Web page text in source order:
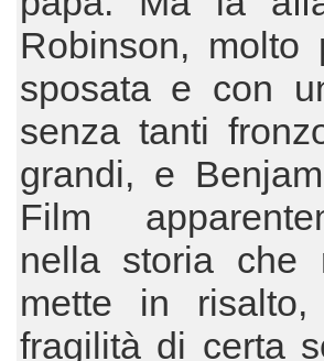
Robinson,
sposata e con
senza tanti
grandi, e
Film
nella storia che
mette in
fragilità di certa